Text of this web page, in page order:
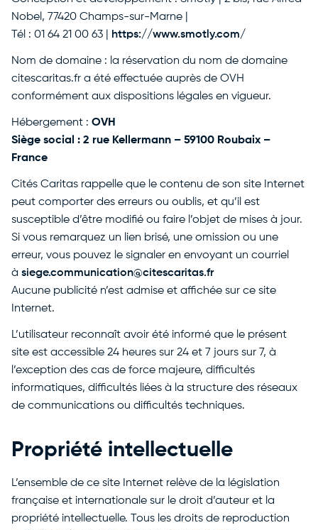
Nobel, 77420 Champs-sur-Marne |
Tél : 01 64 21 00 63 |
https://www.smotly.com/
Nom de domaine : la réservation du nom de domaine
citescaritas.fr a été effectuée auprès de OVH
conformément aux dispositions légales en vigueur.
Hébergement : OVH
Siège social : 2 rue Kellermann – 59100 Roubaix –
France
Cités Caritas rappelle que le contenu de son site Internet
peut comporter des erreurs ou oublis, et qu’il est
susceptible d’être modifié ou faire l’objet de mises à jour.
Si vous remarquez un lien brisé, une omission ou une
erreur, vous pouvez le signaler en envoyant un courriel
à siege.communication@citescaritas.fr
Aucune publicité n’est admise et affichée sur ce site
Internet.
L’utilisateur reconnaît avoir été informé que le présent
site est accessible 24 heures sur 24 et 7 jours sur 7, à
l’exception des cas de force majeure, difficultés
informatiques, difficultés liées à la structure des réseaux
de communications ou difficultés techniques.
Propriété intellectuelle
L’ensemble de ce site Internet relève de la législation
française et internationale sur le droit d’auteur et la
propriété intellectuelle. Tous les droits de reproduction